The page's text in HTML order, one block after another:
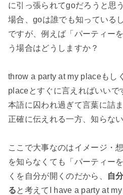
に引っ張られてgoだろうと思
場合、goは誰でも知っている
ですが、例えば「パーティー
う場合はどうしますか？
throw a party at my placeもし
placeとすぐに言えればいいで
本語に囚われ過ぎて言葉に詰
正確に伝えれる一方、知らな
ここで大事なのはイメージ・
を知らなくても「パーティー
くを自分が開くのだから、
自
ると考えてI have a party at